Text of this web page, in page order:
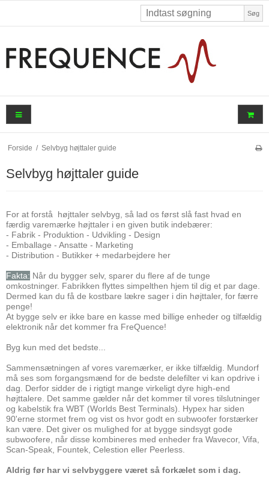
Søg
Forside / Selvbyg højttaler guide
Selvbyg højttaler guide
For at forstå højttaler selvbyg, så lad os først slå fast hvad en
færdig varemærke højttaler i en given butik indebærer:
- Fabrik - Produktion - Udvikling - Design
- Emballage - Ansatte - Marketing
- Distribution - Butikker + medarbejdere her
Fakta: Når du bygger selv, sparer du flere af de tunge
omkostninger. Fabrikken flyttes simpelthen hjem til dig et par dage.
Dermed kan du få de kostbare lækre sager i din højttaler, for færre
penge!
At bygge selv er ikke bare en kasse med billige enheder og tilfældig
elektronik når det kommer fra FreQuence!
Byg kun med det bedste...
Sammensætningen af vores varemærker, er ikke tilfældig. Mundorf
må ses som forgangsmænd for de bedste delefilter vi kan opdrive i
dag. Derfor sidder de i rigtigt mange virkeligt dyre high-end
højttalere. Det samme gælder når det kommer til vores tilslutninger
og kabelstik fra WBT (Worlds Best Terminals). Hypex har siden
90'erne stormet frem og vist os hvor godt en subwoofer forstærker
kan være. Det giver os mulighed for at bygge sindsygt gode
subwoofere, når disse kombineres med enheder fra Wavecor, Vifa,
Scan-Speak, Fountek, Celestion eller Peerless.
Aldrig før har vi selvbyggere været så forkælet som i dag.